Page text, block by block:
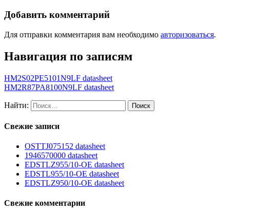
Добавить комментарий
Для отправки комментария вам необходимо авторизоваться.
Навигация по записям
HM2S02PE5101N9LF datasheet
HM2R87PA8100N9LF datasheet
Найти:
Свежие записи
OSTTJ075152 datasheet
1946570000 datasheet
EDSTLZ955/10-OE datasheet
EDSTL955/10-OE datasheet
EDSTLZ950/10-OE datasheet
Свежие комментарии